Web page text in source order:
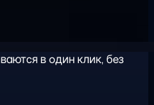
в один клик, без